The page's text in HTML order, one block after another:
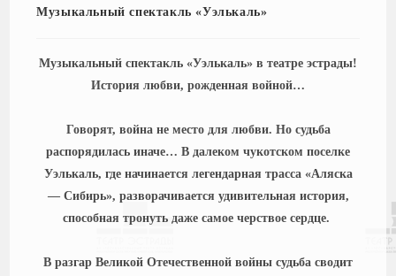
Музыкальный спектакль «Уэлькаль»
Музыкальный спектакль «Уэлькаль» в театре эстрады!
История любви, рожденная войной…
Говорят, война не место для любви. Но судьба
распорядилась иначе… В далеком чукотском поселке
Уэлькаль, где начинается легендарная трасса «Аляска
— Сибирь», разворачивается удивительная история,
способная тронуть даже самое черствое сердце.
В разгар Великой Отечественной войны судьба сводит